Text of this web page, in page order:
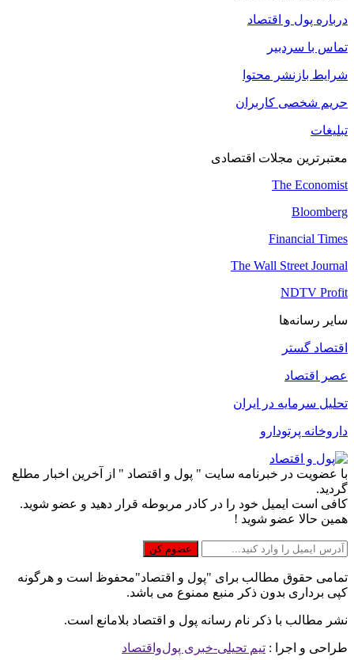
درباره پول و اقتصاد
تماس با سردبیر
شرایط بازنشر محتوا
حریم شخصی کاربران
تبلیغات
معتبرترین مجلات اقتصادی
The Economist
Bloomberg
Financial Times
The Wall Street Journal
NDTV Profit
سایر رسانه‌ها
اقتصاد گستر
عصر اقتصاد
تحلیل سرمایه در ایران
داروخانه پرتودارو
با عضویت در خبرنامه سایت " پول و اقتصاد " از آخرین اخبار مطلع
گردید.
کافی است ایمیل خود را در کادر مربوطه قرار دهید و عضو شوید.
همین حالا عضو شوید !
تمامی حقوق مطالب برای "پول و اقتصاد"محفوظ است و هرگونه
کپی برداری بدون ذکر منبع ممنوع می باشد.
نشر مطالب با ذکر نام رسانه پول و اقتصاد بلامانع است.
طراحی و اجرا : تیم تحیلی-خبری پول‌واقتصاد